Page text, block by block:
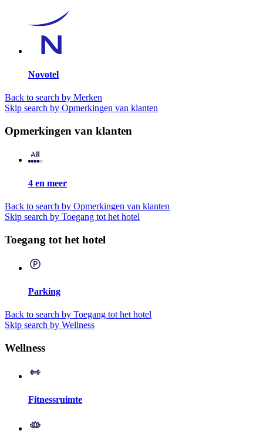
Novotel
Back to search by Merken
Skip search by Opmerkingen van klanten
Opmerkingen van klanten
4 en meer
Back to search by Opmerkingen van klanten
Skip search by Toegang tot het hotel
Toegang tot het hotel
Parking
Back to search by Toegang tot het hotel
Skip search by Wellness
Wellness
Fitnessruimte